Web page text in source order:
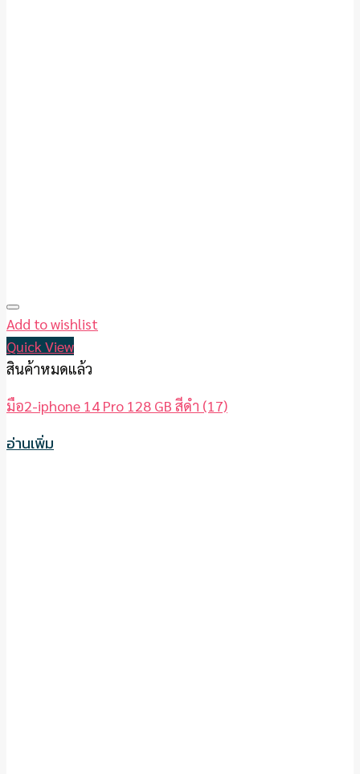
Add to wishlist
Quick View
สินค้าหมดแล้ว
มือ2-iphone 14 Pro 128 GB สีดำ (17)
อ่านเพิ่ม